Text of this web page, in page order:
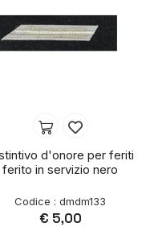
d'onore per feriti
ferito in servizio nero
Codice : dmdm133
€ 5,00